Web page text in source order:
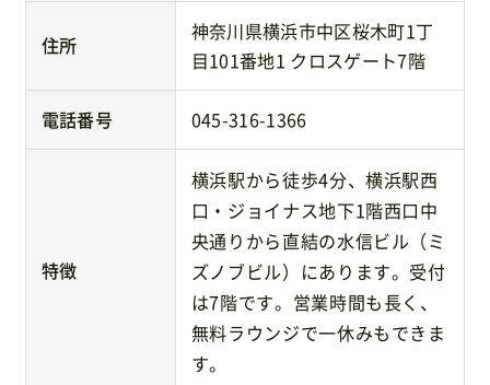
住所
神奈川県横浜市中区桜木町1丁
目101番地1 クロスゲート7階
電話番号 045-316-1366
特徴
横浜駅から徒歩4分、横浜駅西
口・ジョイナス地下1階西口中
央通りから直結の水信ビル（ミ
ズノブビル）にあります。受付
は7階です。営業時間も長く、
無料ラウンジで一休みもできま
す。